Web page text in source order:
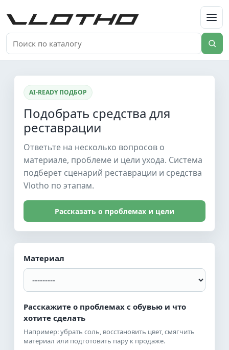
VLOTHO
AI-READY ПОДБОР
Подобрать средства для
реставрации
Ответьте на несколько вопросов о
материале, проблеме и цели ухода. Система
подберет сценарий реставрации и средства
Vlotho по этапам.
Рассказать о проблемах и цели
Материал
Расскажите о проблемах с обувью и что
хотите сделать
Например: убрать соль, восстановить цвет, смягчить
материал или подготовить пару к продаже.